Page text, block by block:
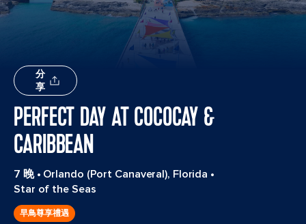
分
享
PERFECT DAY AT COCOCAY &
CARIBBEAN
7 晚• Orlando (Port Canaveral), Florida •
Star of the Seas
早鳥尊享禮遇